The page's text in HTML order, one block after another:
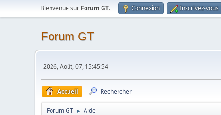
Bienvenue sur Forum GT. Connexion Inscrivez-vous
Forum GT
2026, Août, 07, 15:45:54
Accueil Rechercher
Forum GT ► Aide